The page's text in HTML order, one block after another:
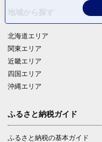
北海道エリア
関東エリア
近畿エリア
四国エリア
沖縄エリア
ふるさと納税ガイド
ふるさと納税の基本ガイド